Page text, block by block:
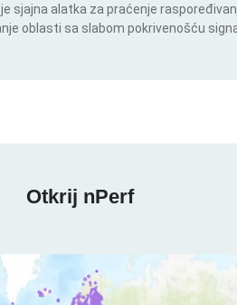
sjajna alatka za praćenje
oblasti sa slabom pokrivenošću
Otkrij nPerf